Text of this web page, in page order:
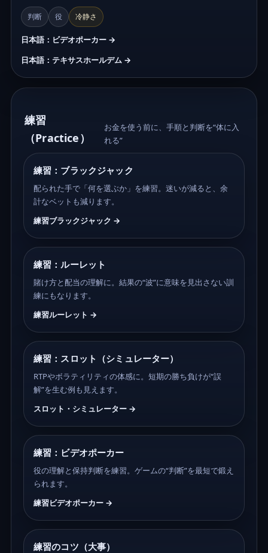
判断 役 冷静さ
日本語：ビデオポーカー →
日本語：テキサスホールデム →
練習
（Practice）
お金を使う前に、手順と判断を“体に入
れる”
練習：ブラックジャック
配られた手で「何を選ぶか」を練習。迷いが減ると、余
計なベットも減ります。
練習ブラックジャック →
練習：ルーレット
賭け方と配当の理解に。結果の“波”に意味を見出さない訓
練にもなります。
練習ルーレット →
練習：スロット（シミュレーター）
RTPやボラティリティの体感に。短期の勝ち負けが“誤
解”を生む例も見えます。
スロット・シミュレーター →
練習：ビデオポーカー
役の理解と保持判断を練習。ゲームの“判断”を最短で鍛え
られます。
練習ビデオポーカー →
練習のコツ（大事）